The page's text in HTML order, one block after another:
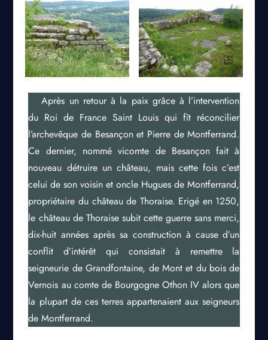
Après un retour à la paix grâce à l’intervention
du Roi de France Saint Louis qui fît réconcilier
l’archevêque de Besançon et Pierre de Montferrand.
Ce dernier, nommé vicomte de Besançon fait à
nouveau détruire un château, mais cette fois c’est
celui de son voisin et oncle Hugues de Montferrand,
propriétaire du château de Thoraise. Erigé en 1250,
le château de Thoraise subit cette guerre sans merci,
dix-huit années après sa construction à cause d’un
conflit d’intérêt qui consistait à remettre la
seigneurie de Grandfontaine, de Mont et du bois de
Vernois au comte de Bourgogne Othon IV alors que
la plupart de ces terres appartenaient aux seigneurs
de Montferrand.